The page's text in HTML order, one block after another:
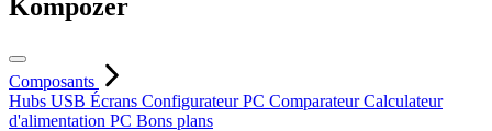
Kompozer
Composants
Hubs USB Écrans Configurateur PC ComparateurCalculateur
d'alimentation PC Bons plans